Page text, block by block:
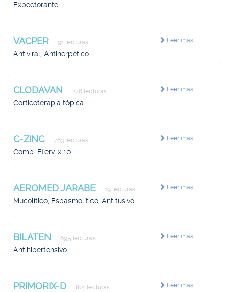
Expectorante
Leer más
VACPER 91 lecturas
Antiviral, Antiherpético
Leer más
CLODAVAN 276 lecturas
Corticoterapia tópica
Leer más
C-ZINC 763 lecturas
Comp. Eferv. x 10.
Leer más
AEROMED JARABE 19 lecturas
Mucolítico, Espasmolítico, Antitusivo
Leer más
BILATEN 695 lecturas
Antihipertensivo
Leer más
PRIMORIX-D 801 lecturas